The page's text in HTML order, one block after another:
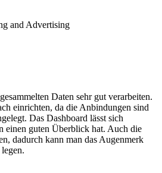
and Advertising
Daten sehr gut verarbeiten.
einrichten, da die Anbindungen sind
Das Dashboard lässt sich
einen guten Überblick hat. Auch die
dadurch kann man das Augenmerk